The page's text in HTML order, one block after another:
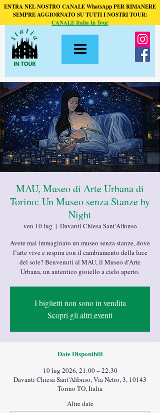
ENTRA NEL NOSTRO CANALE WhatsApp PER RIMANERE
SEMPRE AGGIORNATO SU TUTTI I NOSTRI TOUR:
CANALE Italia In Tour
MAU, Museo di Arte Urbana di
Torino: Un Museo senza Stanze by
Night
ven 10 lug
  |
Davanti Chiesa Sant'Alfonso
Avete mai immaginato un museo senza stanze, dove
l’arte vive e respira con il cambiamento della luce
del sole? Benvenuti al MAU, il Museo d'Arte
Urbana, un autentico gioiello a cielo aperto.
I biglietti non sono in vendita
Scopri gli altri eventi
Date Disponibili
10 lug 2026, 21:00 – 22:30
Davanti Chiesa Sant'Alfonso, Via Netro, 3, 10143
Torino TO, Italia
Altre date